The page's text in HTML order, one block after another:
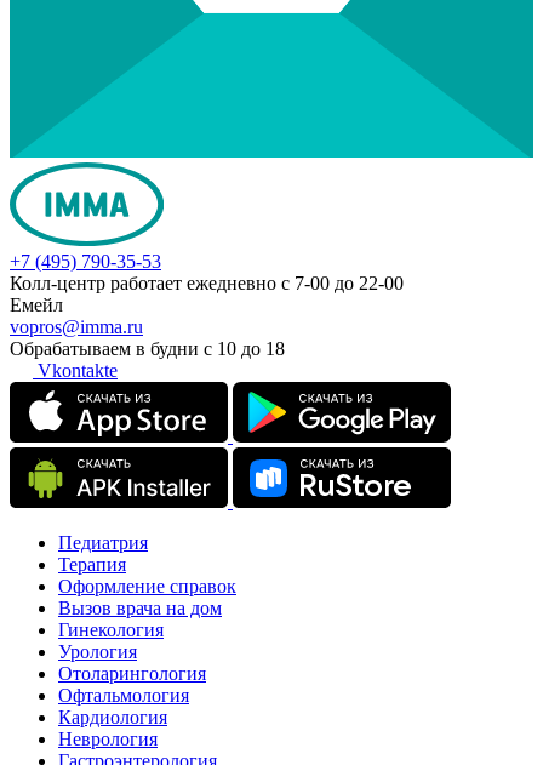
+7 (495) 790-35-53
Колл-центр работает ежедневно с 7-00 до 22-00
Емейл
vopros@imma.ru
Обрабатываем в будни с 10 до 18
Vkontakte
Педиатрия
Терапия
Оформление справок
Вызов врача на дом
Гинекология
Урология
Отоларингология
Офтальмология
Кардиология
Неврология
Гастроэнтерология